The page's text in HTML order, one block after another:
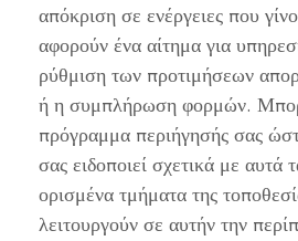
απόκριση σε ενέργειες που
αφορούν ένα αίτημα για
ρύθμιση των προτιμήσεων
ή η συμπλήρωση φορμών.
πρόγραμμα περιήγησής σας
σας ειδοποιεί σχετικά με
ορισμένα τμήματα της
λειτουργούν σε αυτήν την